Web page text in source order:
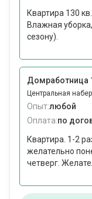
Квартира 130
Влажная
сезону).
Домработница
Центральная
Опыт:любой
Оплата:по
Квартира. 1-2
желательно
четверг.